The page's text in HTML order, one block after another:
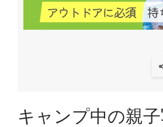
キャンプ中の親